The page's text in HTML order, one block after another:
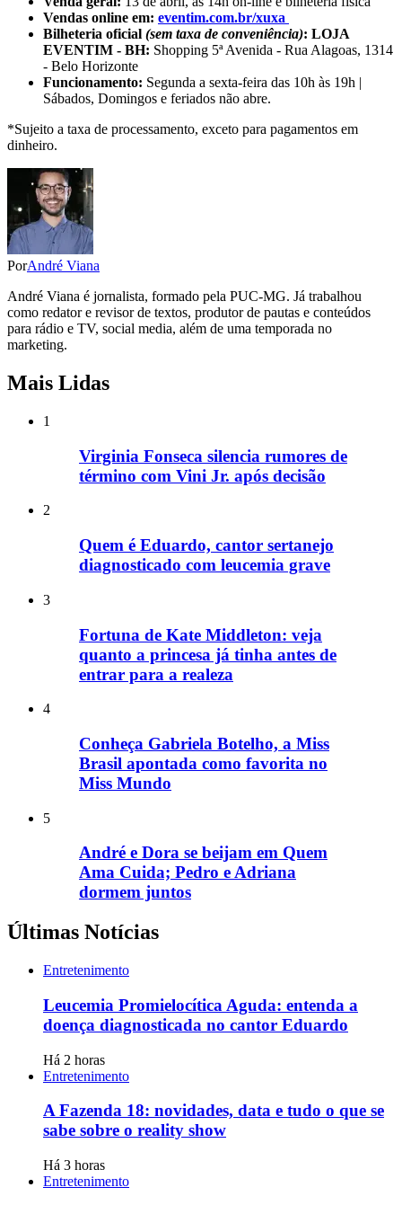
Vendas online em: eventim.com.br/xuxa
Bilheteria oficial (sem taxa de conveniência): LOJA
EVENTIM - BH: Shopping 5ª Avenida - Rua Alagoas, 1314
- Belo Horizonte
Funcionamento: Segunda a sexta-feira das 10h às 19h |
Sábados, Domingos e feriados não abre.
*Sujeito a taxa de processamento, exceto para pagamentos em
dinheiro.
PorAndré Viana
André Viana é jornalista, formado pela PUC-MG. Já trabalhou
como redator e revisor de textos, produtor de pautas e conteúdos
para rádio e TV, social media, além de uma temporada no
marketing.
Mais Lidas
1
Virginia Fonseca silencia rumores de
término com Vini Jr. após decisão
2
Quem é Eduardo, cantor sertanejo
diagnosticado com leucemia grave
3
Fortuna de Kate Middleton: veja
quanto a princesa já tinha antes de
entrar para a realeza
4
Conheça Gabriela Botelho, a Miss
Brasil apontada como favorita no
Miss Mundo
5
André e Dora se beijam em Quem
Ama Cuida; Pedro e Adriana
dormem juntos
Últimas Notícias
Entretenimento
Leucemia Promielocítica Aguda: entenda a
doença diagnosticada no cantor Eduardo
Há 2 horas
Entretenimento
A Fazenda 18: novidades, data e tudo o que se
sabe sobre o reality show
Há 3 horas
Entretenimento